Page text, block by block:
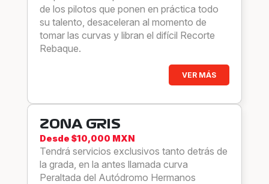
de los pilotos que ponen en práctica todo
su talento, desaceleran al momento de
tomar las curvas y libran el difícil Recorte
Rebaque.
VER MÁS
ZONA GRIS
Desde $10,000 MXN
Tendrá servicios exclusivos tanto detrás de
la grada, en la antes llamada curva
Peraltada del Autódromo Hermanos